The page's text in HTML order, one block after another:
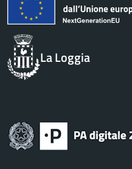
La Loggia